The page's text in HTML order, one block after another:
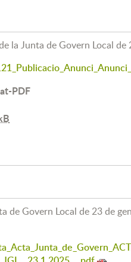
la Junta de Govern Local de
PDF
de Govern Local de 23 de